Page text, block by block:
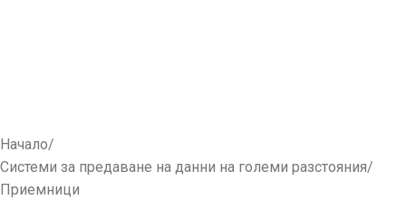
Начало/
Системи за предаване на данни на големи разстояния/
Приемници